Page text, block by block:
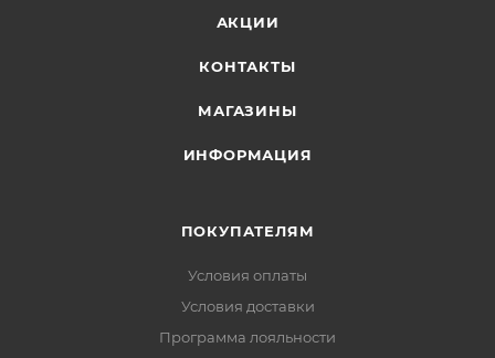
АКЦИИ
КОНТАКТЫ
МАГАЗИНЫ
ИНФОРМАЦИЯ
ПОКУПАТЕЛЯМ
Условия оплаты
Условия доставки
Программа лояльности